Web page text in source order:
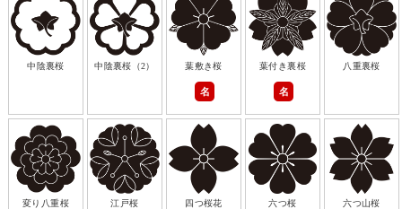
中陰裏桜 中陰裏桜（2） 葉敷き桜
名
葉付き裏桜
名
八重裏桜
変り八重桜 江戸桜 四つ桜花 六つ桜 六つ山桜